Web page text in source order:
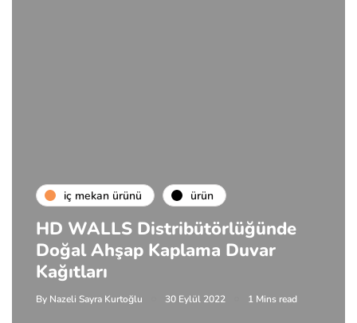
i̇ç mekan ürünü ürün
HD WALLS Distribütörlüğünde
Doğal Ahşap Kaplama Duvar
Kağıtları
By Nazeli Sayra Kurtoğlu 30 Eylül 2022 1 Mins read